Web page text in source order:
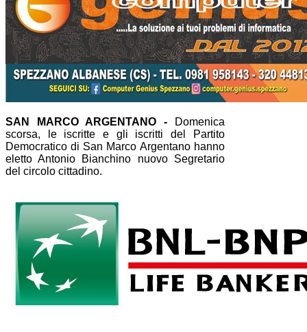
SAN MARCO ARGENTANO - Domenica
scorsa, le iscritte e gli iscritti del Partito
Democratico di San Marco Argentano hanno
eletto Antonio Bianchino nuovo Segretario
del circolo cittadino.